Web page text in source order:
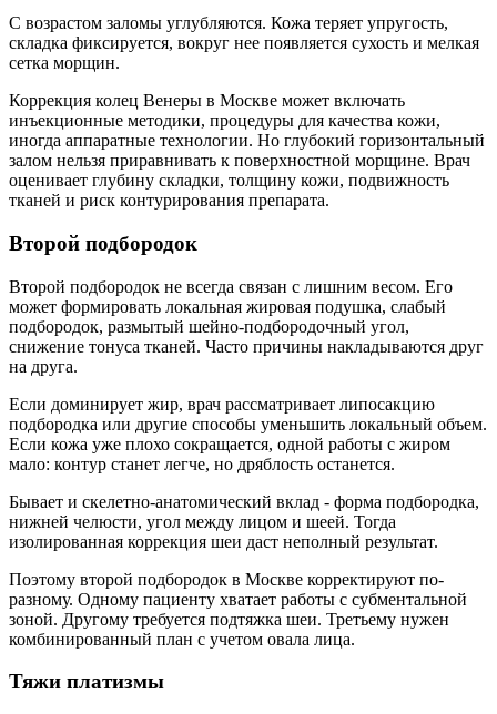
С возрастом заломы углубляются. Кожа теряет упругость,
складка фиксируется, вокруг нее появляется сухость и мелкая
сетка морщин.
Коррекция колец Венеры в Москве может включать
инъекционные методики, процедуры для качества кожи,
иногда аппаратные технологии. Но глубокий горизонтальный
залом нельзя приравнивать к поверхностной морщине. Врач
оценивает глубину складки, толщину кожи, подвижность
тканей и риск контурирования препарата.
Второй подбородок
Второй подбородок не всегда связан с лишним весом. Его
может формировать локальная жировая подушка, слабый
подбородок, размытый шейно-подбородочный угол,
снижение тонуса тканей. Часто причины накладываются друг
на друга.
Если доминирует жир, врач рассматривает липосакцию
подбородка или другие способы уменьшить локальный объем.
Если кожа уже плохо сокращается, одной работы с жиром
мало: контур станет легче, но дряблость останется.
Бывает и скелетно-анатомический вклад - форма подбородка,
нижней челюсти, угол между лицом и шеей. Тогда
изолированная коррекция шеи даст неполный результат.
Поэтому второй подбородок в Москве корректируют по-
разному. Одному пациенту хватает работы с субментальной
зоной. Другому требуется подтяжка шеи. Третьему нужен
комбинированный план с учетом овала лица.
Тяжи платизмы